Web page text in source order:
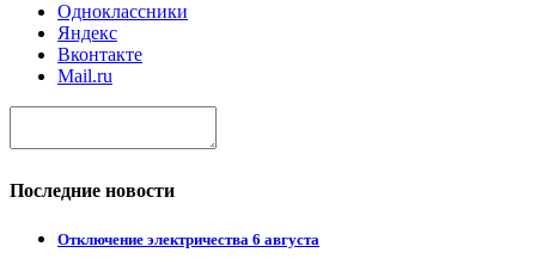
Одноклассники
Яндекс
Вконтакте
Mail.ru
Последние новости
Отключение электричества 6 августа